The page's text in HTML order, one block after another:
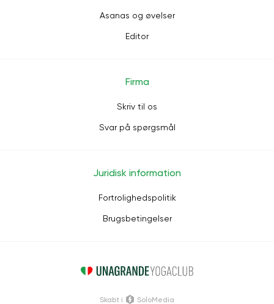
Asanas og øvelser
Editor
Firma
Skriv til os
Svar på spørgsmål
Juridisk information
Fortrolighedspolitik
Brugsbetingelser
Skabt i SoloMedia